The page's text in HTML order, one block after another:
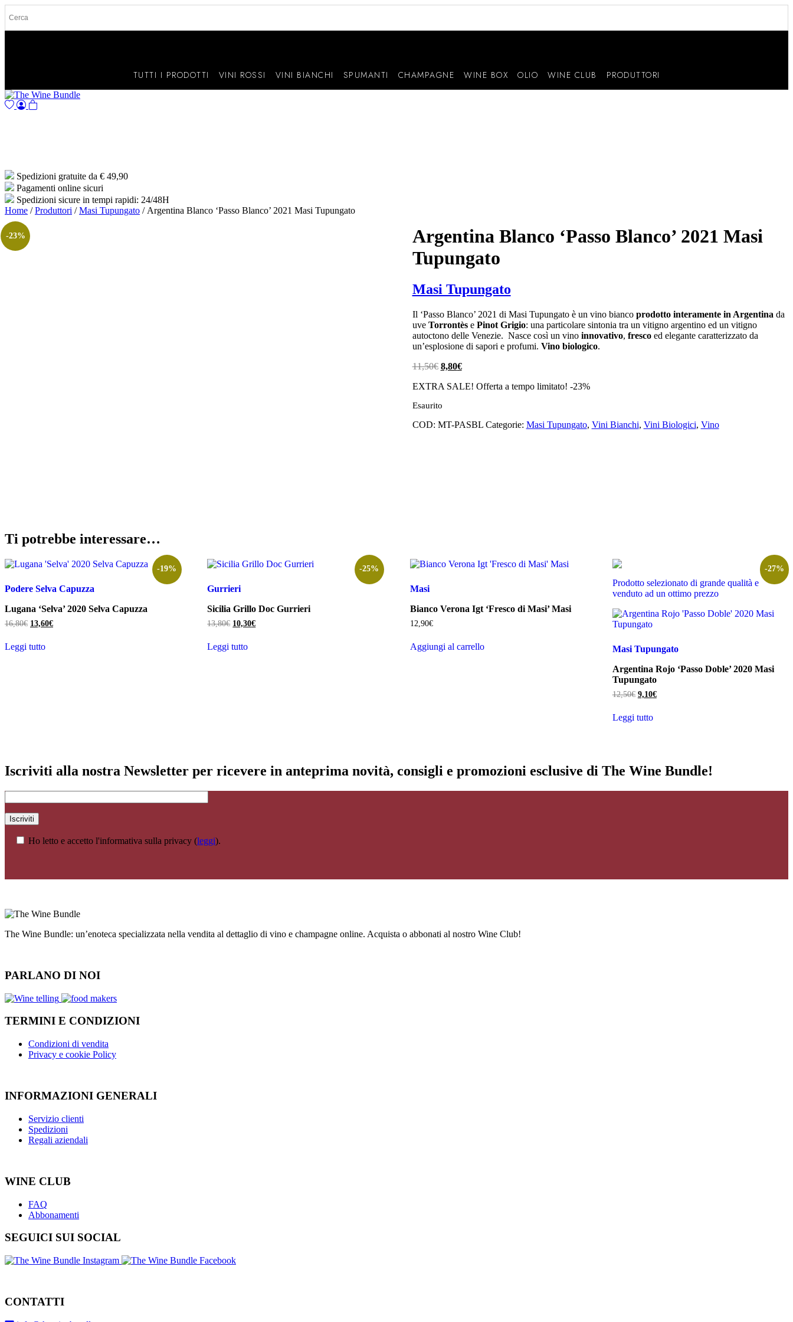
TUTTI I PRODOTTI VINI ROSSI VINI BIANCHI SPUMANTI CHAMPAGNE WINE BOX OLIO WINE CLUB PRODUTTORI
Spedizioni gratuite da € 49,90
Pagamenti online sicuri
Spedizioni sicure in tempi rapidi: 24/48H
Home /Produttori /Masi Tupungato / Argentina Blanco ‘Passo Blanco’ 2021 Masi Tupungato
-23%
Analisi sensoriale
Argentina Blanco ‘Passo Blanco’ 2021 Masi
Tupungato
Masi Tupungato
Il ‘Passo Blanco’ 2021 di Masi Tupungato è un vino biancoprodotto interamente in Argentina da
uve Torrontèse Pinot Grigio: una particolare sintonia tra un vitigno argentino ed un vitigno
autoctono delle Venezie. Nasce così un vino innovativo, frescoed elegante caratterizzato da
un’esplosione di sapori e profumi. Vino biologico.
11,50€ Il
originale
11,50€.
8,80€Il
attuale
EXTRA SALE! Offerta a tempo limitato! -23%
Esaurito
COD: MT-PASBL Categorie: Masi Tupungato, Vini Bianchi, Vini Biologici, Vino
Ti potrebbe interessare…
-19%
Podere Selva Capuzza
Lugana ‘Selva’ 2020 Selva Capuzza
16,80€ Il
era:
13,60€Il
Leggi tutto
-25%
Gurrieri
Sicilia Grillo Doc Gurrieri
13,80€ Il
era:
10,30€Il
Leggi tutto
Masi
Bianco Verona Igt ‘Fresco di Masi’ Masi
12,90€
Aggiungi al carrello
Prodotto selezionato di grande qualità e
venduto ad un ottimo prezzo
-27%
Masi Tupungato
Argentina Rojo ‘Passo Doble’ 2020 Masi
Tupungato
12,50€ Il
era:
9,10€Il
Leggi tutto
Iscriviti alla nostra Newsletter per ricevere in anteprima novità, consigli e promozioni esclusive di The Wine Bundle!
Ho letto e accetto l'informativa sulla privacy (leggi).
The Wine Bundle: un’enoteca specializzata nella vendita al dettaglio di vino e champagne online. Acquista o abbonati al nostro Wine Club!
PARLANO DI NOI
TERMINI E CONDIZIONI
Condizioni di vendita
Privacy e cookie Policy
INFORMAZIONI GENERALI
Servizio clienti
Spedizioni
Regali aziendali
WINE CLUB
FAQ
Abbonamenti
SEGUICI SUI SOCIAL
CONTATTI